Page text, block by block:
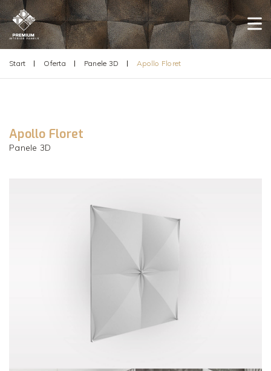
Start Oferta Panele 3D Apollo Floret
Apollo Floret
Panele 3D